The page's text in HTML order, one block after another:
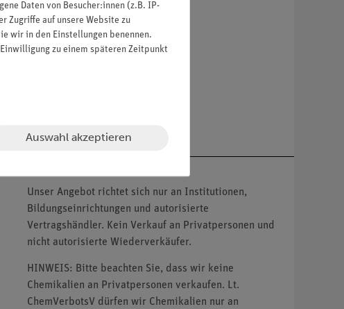
Unser Angebot richtet sich nur an Institutionen,
Bildungseinrichtungen und autorisierte
Vertragshändler. Kein Verkauf an Privatpersonen und
nicht autorisierte Wiederverkäufer.
HINWEIS: Bitte beachten Sie, dass wir keine
Chemikalien an Privatpersonen verkaufen. Lt.
ChemVerbotsV dürfen wir Chemikalien nur an
Daten von Besucher:innen (z.B. IP-
Zugriffe auf unsere Website zu
wir in den Einstellungen benennen.
zu einem späteren Zeitpunkt
Auswahl akzeptieren